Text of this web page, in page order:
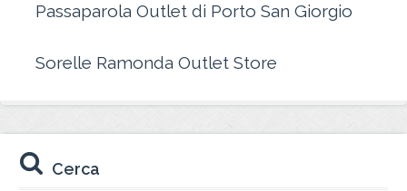
Passaparola Outlet di Porto San Giorgio
Sorelle Ramonda Outlet Store
Cerca